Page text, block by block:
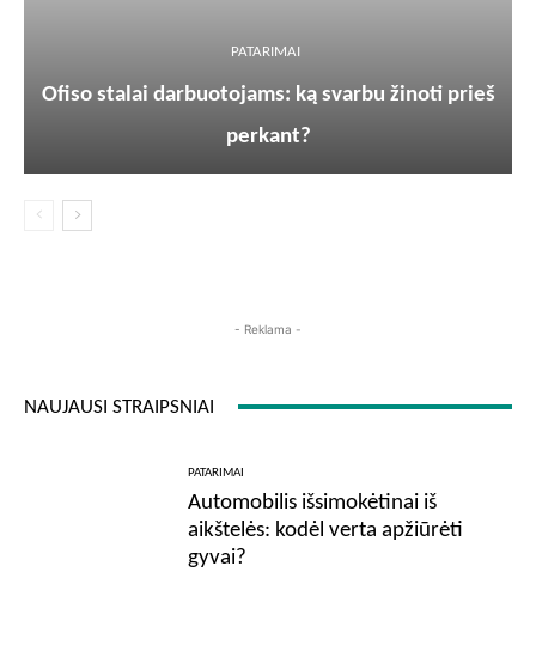
PATARIMAI
Ofiso stalai darbuotojams: ką svarbu žinoti prieš
perkant?
- Reklama -
NAUJAUSI STRAIPSNIAI
PATARIMAI
Automobilis išsimokėtinai iš
aikštelės: kodėl verta apžiūrėti
gyvai?